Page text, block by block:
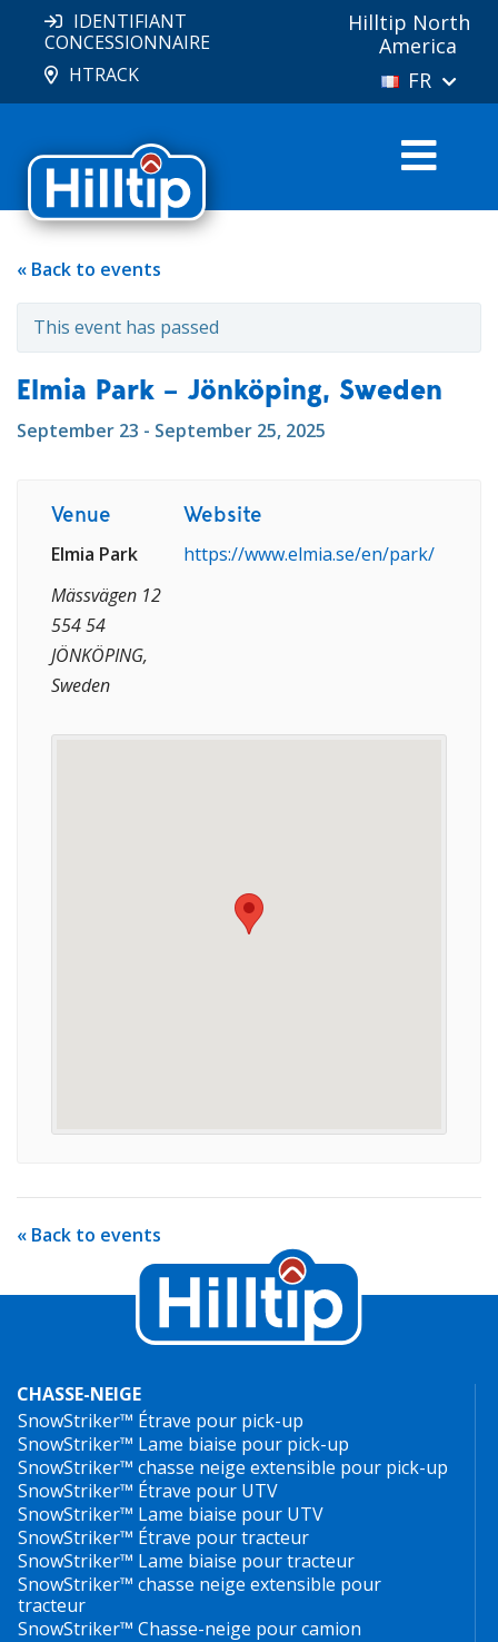
IDENTIFIANT
CONCESSIONNAIRE
HTRACK
Hilltip North
America
FR
« Back to events
This event has passed
Elmia Park – Jönköping, Sweden
September 23 - September 25, 2025
Venue
Elmia Park
Mässvägen 12
554 54
JÖNKÖPING,
Sweden
Website
https://www.elmia.se/en/park/
« Back to events
CHASSE-NEIGE
SnowStriker™ Étrave pour pick-up
SnowStriker™ Lame biaise pour pick-up
SnowStriker™ chasse neige extensible pour pick-up
SnowStriker™ Étrave pour UTV
SnowStriker™ Lame biaise pour UTV
SnowStriker™ Étrave pour tracteur
SnowStriker™ Lame biaise pour tracteur
SnowStriker™ chasse neige extensible pour
tracteur
SnowStriker™ Chasse-neige pour camion